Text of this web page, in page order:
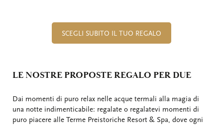
SCEGLI SUBITO IL TUO REGALO
LE NOSTRE PROPOSTE REGALO PER DUE
Dai momenti di puro relax nelle acque termali alla magia di
una notte indimenticabile: regalate o regalatevi momenti di
puro piacere alle Terme Preistoriche Resort & Spa, dove ogni